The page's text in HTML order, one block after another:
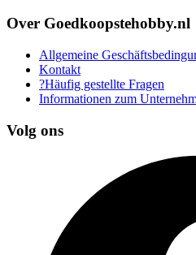
Over Goedkoopstehobby.nl
Allgemeine
Kontakt
?Häufig gestellte Fragen
Informationen zum
Volg ons